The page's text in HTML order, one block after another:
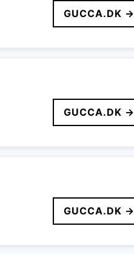
GUCCA.DK →
GUCCA.DK →
GUCCA.DK →